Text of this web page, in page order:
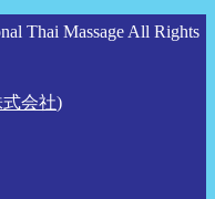
Thai Massage All Rights
会社)